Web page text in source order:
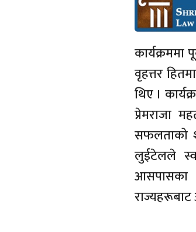
वृहत्तर
थिए ।
प्रेमराजा
सफलताको
लुईटेलले
आसपासका
राज्यहरूबाट